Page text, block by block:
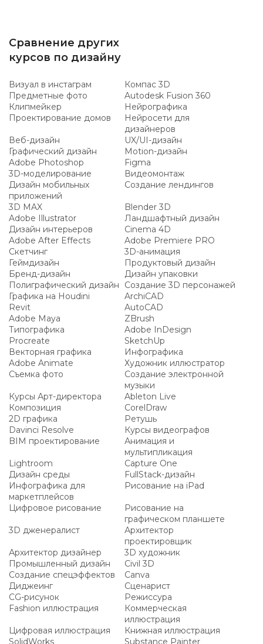
Сравнение других
курсов по дизайну
Визуал в инстаграм
Компас 3D
Предметные фото
Autodesk Fusion 360
Клипмейкер
Нейрографика
Проектирование домов
Нейросети для
дизайнеров
Веб-дизайн
UX/UI-дизайн
Графический дизайн
Motion-дизайн
Adobe Photoshop
Figma
3D-моделирование
Видеомонтаж
Дизайн мобильных
приложений
Создание лендингов
3D MAX
Blender 3D
Adobe Illustrator
Ландшафтный дизайн
Дизайн интерьеров
Cinema 4D
Adobe After Effects
Adobe Premiere PRO
Скетчинг
3D-анимация
Геймдизайн
Продуктовый дизайн
Бренд-дизайн
Дизайн упаковки
Полиграфический дизайн
Создание 3D персонажей
Графика на Houdini
ArchiCAD
Revit
AutoCAD
Adobe Maya
ZBrush
Типографика
Adobe InDesign
Procreate
SketchUp
Векторная графика
Инфографика
Adobe Animate
Художник иллюстратор
Съемка фото
Создание электронной
музыки
Курсы Арт-директора
Ableton Live
Композиция
CorelDraw
2D графика
Ретушь
Davinci Resolve
Курсы видеографов
BIM проектирование
Анимация и
мультипликация
Lightroom
Capture One
Дизайн среды
FullStack-дизайн
Инфографика для
маркетплейсов
Рисование на iPad
Цифровое рисование
Рисование на
графическом планшете
3D дженералист
Архитектор
проектировщик
Архитектор дизайнер
3D художник
Промышленный дизайн
Civil 3D
Создание спецэффектов
Canva
Диджеинг
Сценарист
CG-рисунок
Режиссура
Fashion иллюстрация
Коммерческая
иллюстрация
Цифровая иллюстрация
Книжная иллюстрация
SolidWorks
Substance Painter